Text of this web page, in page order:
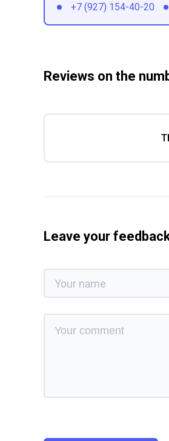
+7 (927) 154-40-20
Reviews on the
Leave your